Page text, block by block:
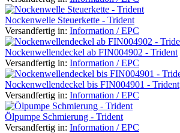
Nockenwelle Steuerkette - Trident
Versandfertig in: Information / EPC
Nockenwellendeckel ab FIN004902 - Trident
Versandfertig in: Information / EPC
Nockenwellendeckel bis FIN004901 - Trident
Versandfertig in: Information / EPC
Ölpumpe Schmierung - Trident
Versandfertig in: Information / EPC